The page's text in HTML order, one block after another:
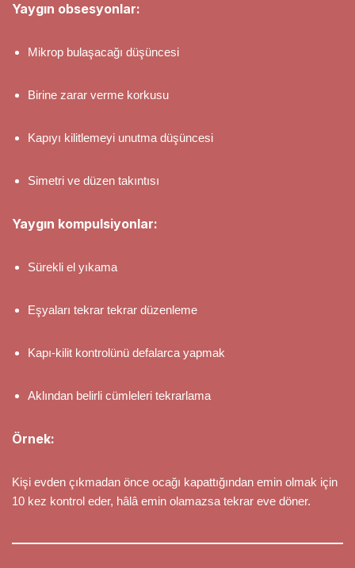
Yaygın obsesyonlar:
Mikrop bulaşacağı düşüncesi
Birine zarar verme korkusu
Kapıyı kilitlemeyi unutma düşüncesi
Simetri ve düzen takıntısı
Yaygın kompulsiyonlar:
Sürekli el yıkama
Eşyaları tekrar tekrar düzenleme
Kapı-kilit kontrolünü defalarca yapmak
Aklından belirli cümleleri tekrarlama
Örnek:
Kişi evden çıkmadan önce ocağı kapattığından emin olmak için
10 kez kontrol eder, hâlâ emin olamazsa tekrar eve döner.